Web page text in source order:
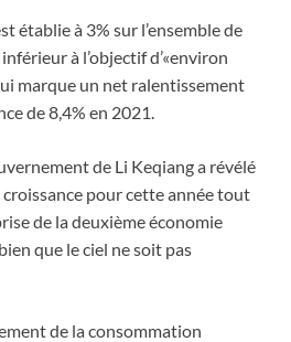
établie à 3% sur l’ensemble de
à l’objectif d’«environ
marque un net ralentissement
de 8,4% en 2021.
de Li Keqiang a révélé
pour cette année tout
de la deuxième économie
que le ciel ne soit pas
de la consommation